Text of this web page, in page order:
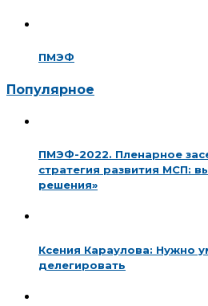
ПМЭФ
Популярное
ПМЭФ-2022. Пленарное
стратегия развития МСП:
решения»
Ксения Караулова: Нужно
делегировать